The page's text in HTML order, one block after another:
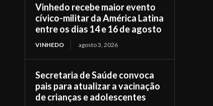
Vinhedo recebe maior evento
cívico-militar da América Latina
entre os dias 14 e 16 de agosto
VINHEDO agosto 3, 2026
Secretaria de Saúde convoca
pais para atualizar a vacinação
de crianças e adolescentes